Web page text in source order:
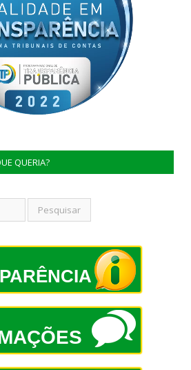
QUERIA?